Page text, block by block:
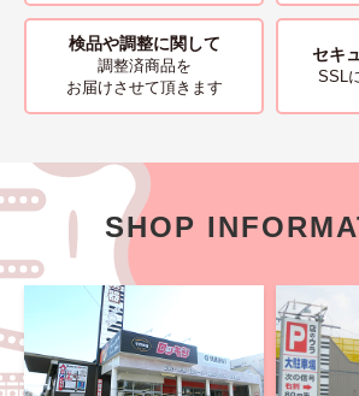
検品や調整に関して
調整済商品を
お届けさせて頂きます
セキ
SSL
SHOP